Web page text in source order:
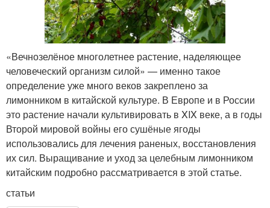
«Вечнозелёное многолетнее растение, наделяющее
человеческий организм силой» — именно такое
определение уже много веков закреплено за
лимонником в китайской культуре. В Европе и в России
это растение начали культивировать в XIX веке, а в годы
Второй мировой войны его сушёные ягоды
использовались для лечения раненых, восстановления
их сил. Выращивание и уход за целебным лимонником
китайским подробно рассматривается в этой статье.
статьи